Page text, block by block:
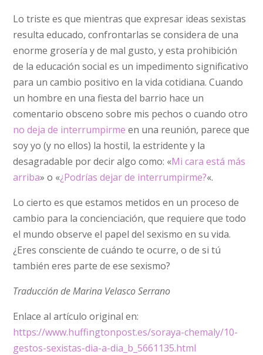
Lo triste es que mientras que expresar ideas sexistas
resulta educado, confrontarlas se considera de una
enorme grosería y de mal gusto, y esta prohibición
de la educación social es un impedimento significativo
para un cambio positivo en la vida cotidiana. Cuando
un hombre en una fiesta del barrio hace un
comentario obsceno sobre mis pechos o cuando otro
no deja de interrumpirme en una reunión, parece que
soy yo (y no ellos) la hostil, la estridente y la
desagradable por decir algo como: «Mi cara está más
arriba» o «¿Podrías dejar de interrumpirme?«.
Lo cierto es que estamos metidos en un proceso de
cambio para la concienciación, que requiere que todo
el mundo observe el papel del sexismo en su vida.
¿Eres consciente de cuándo te ocurre, o de si tú
también eres parte de ese sexismo?
Traducción de Marina Velasco Serrano
Enlace al artículo original en:
https://www.huffingtonpost.es/soraya-chemaly/10-
gestos-sexistas-dia-a-dia_b_5661135.html